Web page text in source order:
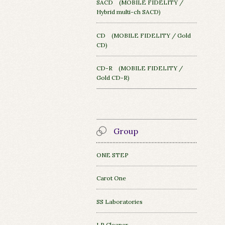
SACD (MOBILE FIDELITY /
Hybrid multi-ch SACD)
CD (MOBILE FIDELITY / Gold
CD)
CD-R (MOBILE FIDELITY /
Gold CD-R)
Group
ONE STEP
Carot One
SS Laboratories